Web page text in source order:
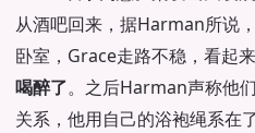
从酒吧回来，据Harman所说
卧室，Grace走路不稳，看起
喝醉了。之后Harman声称他
关系，他用自己的浴袍绳系在